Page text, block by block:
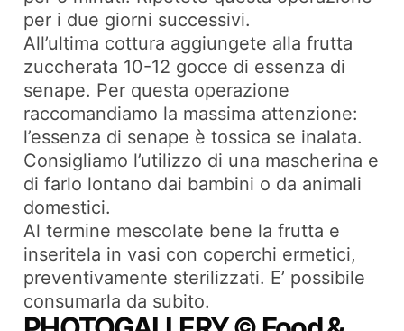
per i due giorni successivi.
All’ultima cottura aggiungete alla frutta
zuccherata 10-12 gocce di essenza di
senape. Per questa operazione
raccomandiamo la massima attenzione:
l’essenza di senape è tossica se inalata.
Consigliamo l’utilizzo di una mascherina e
di farlo lontano dai bambini o da animali
domestici.
Al termine mescolate bene la frutta e
inseritela in vasi con coperchi ermetici,
preventivamente sterilizzati. E’ possibile
consumarla da subito.